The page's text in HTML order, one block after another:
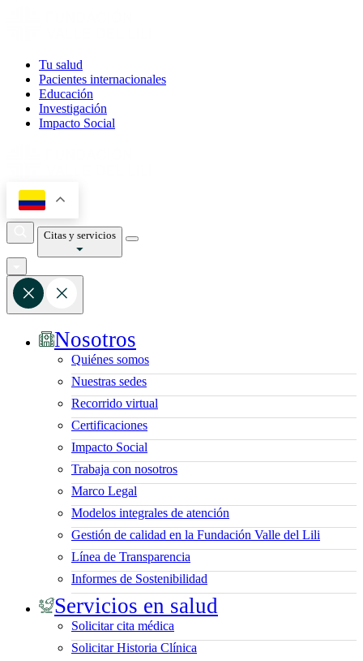
Tu salud
Pacientes internacionales
Educación
Investigación
Impacto Social
Citas y servicios
Nosotros
Quiénes somos
Nuestras sedes
Recorrido virtual
Certificaciones
Impacto Social
Trabaja con nosotros
Marco Legal
Modelos integrales de atención
Gestión de calidad en la Fundación Valle del Lili
Línea de Transparencia
Informes de Sostenibilidad
Servicios en salud
Solicitar cita médica
Solicitar Historia Clínica